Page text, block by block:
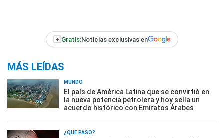
+ Gratis:Noticias exclusivas en
MÁS LEÍDAS
MUNDO
El país de América Latina que se convirtió en
la nueva potencia petrolera y hoy sella un
acuerdo histórico con Emiratos Árabes
¿QUÉ PASÓ?